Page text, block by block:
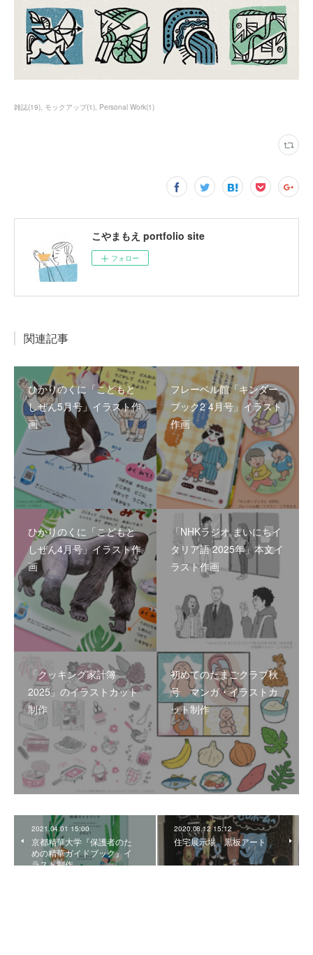
雑誌(19) モックアップ(1) Personal Work(1)
こやまもえ portfolio site
フォロー
関連記事
ひかりのくに「こどもと
しぜん5月号」イラスト作
画
フレーベル館「キンダー
ブック2 4月号」イラスト
作画
ひかりのくに「こどもと
しぜん4月号」イラスト作
画
「NHKラジオ まいにちイ
タリア語 2025年」本文イ
ラスト作画
「クッキング家計簿
2025」のイラストカット
制作
初めてのたまごクラブ秋
号 マンガ・イラストカ
ット制作
2021.04.01 15:00
京都精華大学『保護者のた
めの精華ガイドブック』イ
ラスト制作
2020.08.12 15:12
住宅展示場 黒板アート